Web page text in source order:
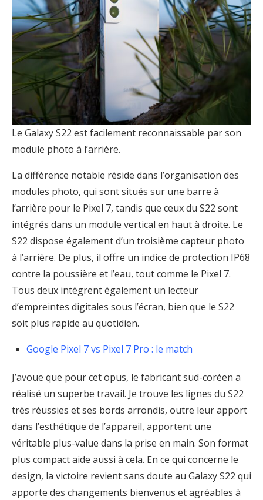
Le Galaxy S22 est facilement reconnaissable par son
module photo à l’arrière.
La différence notable réside dans l’organisation des
modules photo, qui sont situés sur une barre à
l’arrière pour le Pixel 7, tandis que ceux du S22 sont
intégrés dans un module vertical en haut à droite. Le
S22 dispose également d’un troisième capteur photo
à l’arrière. De plus, il offre un indice de protection IP68
contre la poussière et l’eau, tout comme le Pixel 7.
Tous deux intègrent également un lecteur
d’empreintes digitales sous l’écran, bien que le S22
soit plus rapide au quotidien.
Google Pixel 7 vs Pixel 7 Pro : le match
J’avoue que pour cet opus, le fabricant sud-coréen a
réalisé un superbe travail. Je trouve les lignes du S22
très réussies et ses bords arrondis, outre leur apport
dans l’esthétique de l’appareil, apportent une
véritable plus-value dans la prise en main. Son format
plus compact aide aussi à cela. En ce qui concerne le
design, la victoire revient sans doute au Galaxy S22 qui
apporte des changements bienvenus et agréables à